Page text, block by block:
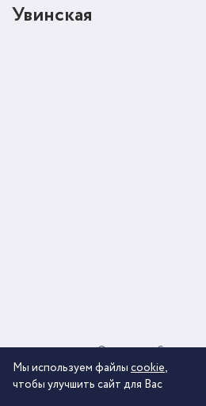
Увинская
2026 © ООО «КОМОС ГРУПП»
О компании
Политика обработки
Мы используем файлы cookie,
чтобы улучшить сайт для Вас